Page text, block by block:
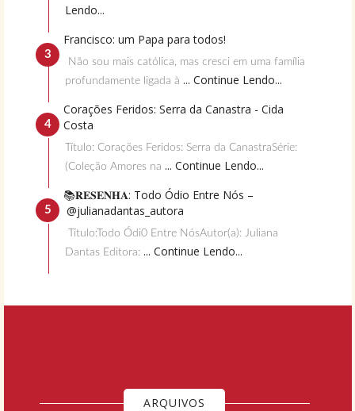
Lendo...
Francisco: um Papa para todos!
Não sou mais católica, mas cresci em uma família
profundamente ligada à ... Continue Lendo...
Corações Feridos: Serra da Canastra - Cida
Costa
Título: Corações Feridos: Serra da CanastraSérie:
(Coleção Amores na ... Continue Lendo...
📚𝐑𝐄𝐒𝐄𝐍𝐇𝐀: Todo Ódio Entre Nós –
@julianadantas_autora
Título:Todo Ódi0 Entre NósAutor(a): Juliana
Dantas Editora: ... Continue Lendo...
ARQUIVOS